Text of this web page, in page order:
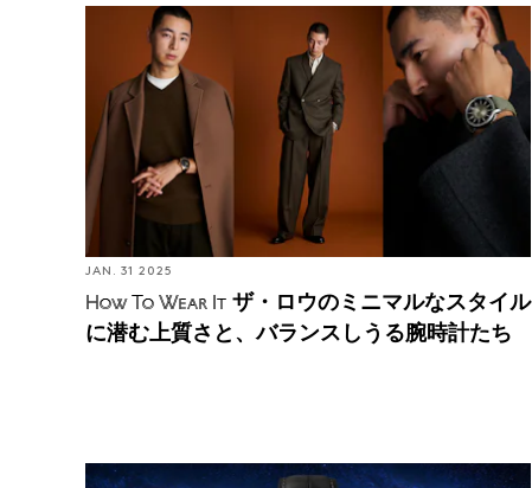
How To Wear It: ザ・ロウのミニマルなスタイルに潜
む上質さと、バランスしうる腕時計たち
JAN. 31 2025
How To Wear It ザ・ロウのミニマルなスタイル
に潜む上質さと、バランスしうる腕時計たち
Second Opinions: IWC ポルトギーゼ・エターナ